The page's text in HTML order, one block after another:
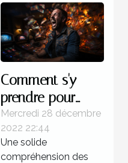
Comment s'y
prendre pour
gagner d'une
manière certaine
au multi ?
Mercredi 28 décembre
2022 22:44
Une solide
compréhension des